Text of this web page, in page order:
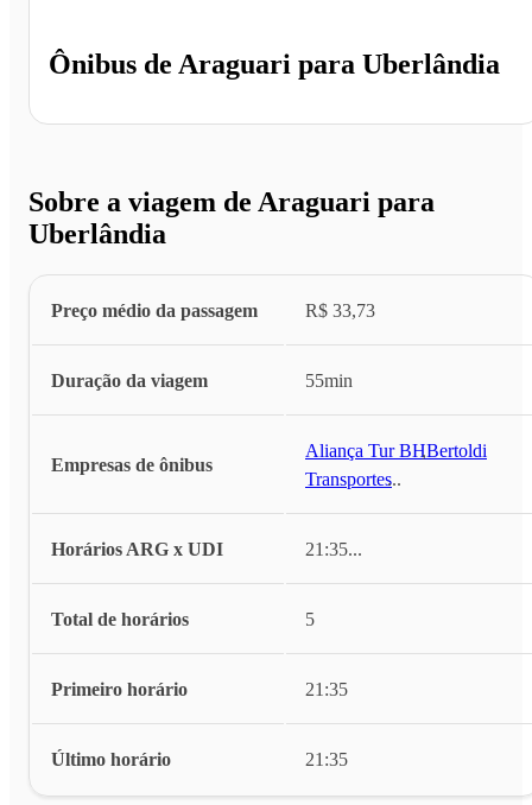
Ônibus de Araguari para Uberlândia
Sobre a viagem de Araguari para
Uberlândia
Preço médio da passagem R$ 33,73
Duração da viagem 55min
Empresas de ônibus
Aliança Tur BH,Bertoldi
Transportes...
Horários ARG x UDI 21:35...
Total de horários 5
Primeiro horário 21:35
Último horário 21:35